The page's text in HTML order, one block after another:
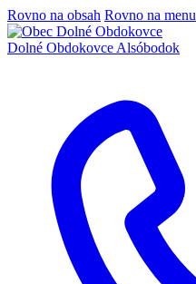
Rovno na obsah Rovno na menu
Dolné Obdokovce Alsóbodok